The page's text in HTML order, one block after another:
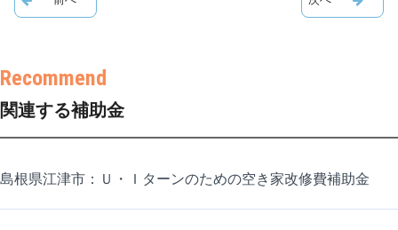
関連する補助金
島根県江津市：Ｕ・Ｉターンのための空き家改修費補助金